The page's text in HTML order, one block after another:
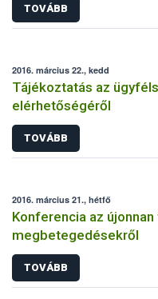
TOVÁBB
2016. március 22., kedd
Tájékoztatás az
elérhetőségéről
TOVÁBB
2016. március 21., hétfő
Konferencia az
megbetegedésekről
TOVÁBB